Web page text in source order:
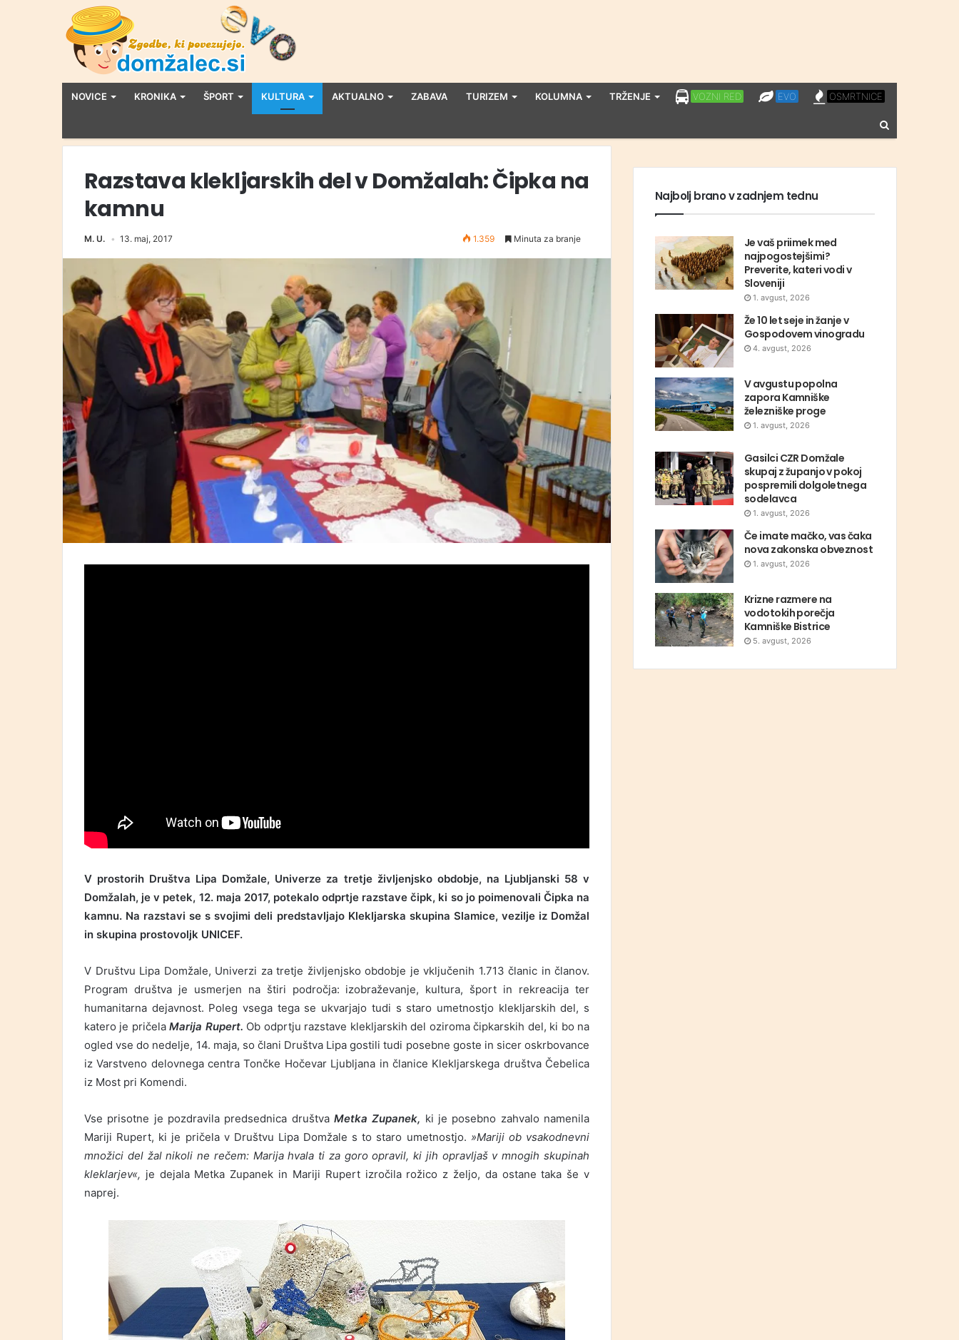
NOVICE KRONIKA ŠPORT KULTURA AKTUALNO ZABAVA TURIZEM KOLUMNA TRŽENJE LPP
VOZNI RED EVO
EVO OSMRTNICE
OSMRTNICE
Razstava klekljarskih del v Domžalah: Čipka na
kamnu
M. U. 13. maj, 2017 1.359 Minuta za branje
V prostorih Društva Lipa Domžale, Univerze za tretje življenjsko obdobje, na Ljubljanski 58 v
Domžalah, je v petek, 12. maja 2017, potekalo odprtje razstave čipk, ki so jo poimenovali Čipka na
kamnu. Na razstavi se s svojimi deli predstavljajo Klekljarska skupina Slamice, vezilje iz Domžal
in skupina prostovoljk UNICEF.
V Društvu Lipa Domžale, Univerzi za tretje življenjsko obdobje je vključenih 1.713 članic in članov.
Program društva je usmerjen na štiri področja: izobraževanje, kultura, šport in rekreacija ter
humanitarna dejavnost. Poleg vsega tega se ukvarjajo tudi s staro umetnostjo klekljarskih del, s
katero je pričelaMarija Rupert. Ob odprtju razstave klekljarskih del oziroma čipkarskih del, ki bo na
ogled vse do nedelje, 14. maja, so člani Društva Lipa gostili tudi posebne goste in sicer oskrbovance
iz Varstveno delovnega centra Tončke Hočevar Ljubljana in članice Klekljarskega društva Čebelica
iz Most pri Komendi.
Vse prisotne je pozdravila predsednica društva Metka Zupanek, ki je posebno zahvalo namenila
Mariji Rupert, ki je pričela v Društvu Lipa Domžale s to staro umetnostjo. »Mariji ob vsakodnevni
množici del žal nikoli ne rečem: Marija hvala ti za goro opravil, ki jih opravljaš v mnogih skupinah
kleklarjev«, je dejala Metka Zupanek in Mariji Rupert izročila rožico z željo, da ostane taka še v
naprej.
Najbolj brano v zadnjem tednu
Je vaš priimek med
najpogostejšimi?
Preverite, kateri vodi v
Sloveniji
1. avgust, 2026
Že 10 let seje in žanje v
Gospodovem vinogradu
4. avgust, 2026
V avgustu popolna
zapora Kamniške
železniške proge
1. avgust, 2026
Gasilci CZR Domžale
skupaj z županjo v pokoj
pospremili dolgoletnega
sodelavca
1. avgust, 2026
Če imate mačko, vas čaka
nova zakonska obveznost
1. avgust, 2026
Krizne razmere na
vodotokih porečja
Kamniške Bistrice
5. avgust, 2026